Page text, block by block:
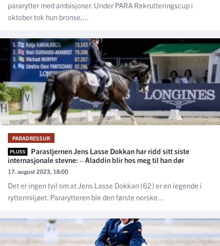
pararytter med ambisjoner. Under PARA Rekrutteringscup i
oktober tok hun bronse,...
PARADRESSUR
Parastjernen Jens Lasse Dokkan har ridd sitt siste
internasjonale stevne: – Aladdin blir hos meg til han dør
17. august 2023, 18:00
Det er ingen tvil om at Jens Lasse Dokkan (62) er en legende i
ryttermiljøet. Pararytteren ble den første norske...